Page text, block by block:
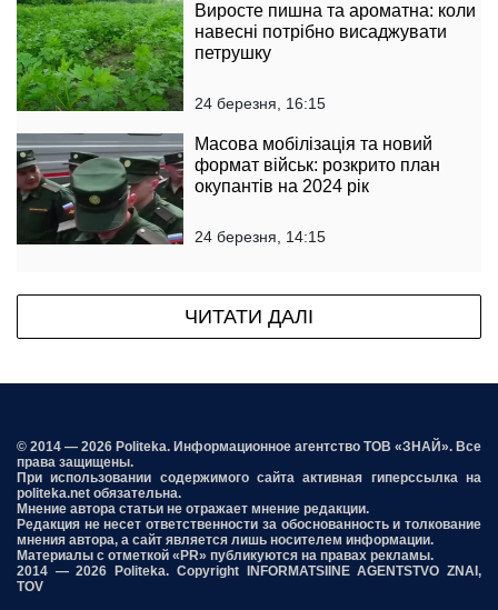
Виросте пишна та ароматна: коли
навесні потрібно висаджувати
петрушку
24 березня, 16:15
Масова мобілізація та новий
формат військ: розкрито план
окупантів на 2024 рік
24 березня, 14:15
ЧИТАТИ ДАЛІ
© 2014 — 2026 Politeka. Информационное агентство ТОВ «ЗНАЙ». Все
права защищены.
При использовании содержимого сайта активная гиперссылка на
politeka.net обязательна.
Мнение автора статьи не отражает мнение редакции.
Редакция не несет ответственности за обоснованность и толкование
мнения автора, а сайт является лишь носителем информации.
Материалы с отметкой «PR» публикуются на правах рекламы.
2014 — 2026 Politeka. Copyright INFORMATSIINE AGENTSTVO ZNAI,
TOV